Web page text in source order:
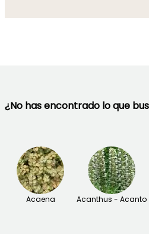
¿No has encontrado lo que
Acaena Acanthus - Acanto